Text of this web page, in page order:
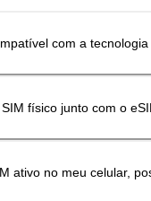
com a
físico junto com o
ativo no meu celular,